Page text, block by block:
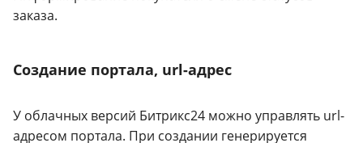
заказа.
Создание портала, url-адрес
У облачных версий Битрикс24 можно управлять url-
адресом портала. При создании генерируется